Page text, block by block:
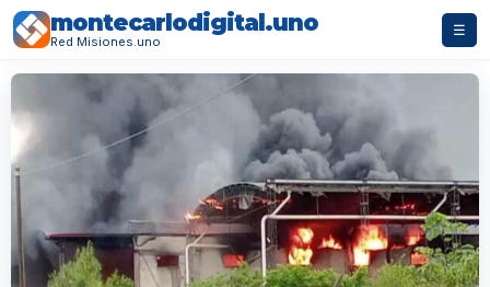
montecarlodigital.uno
Red Misiones.uno
☰